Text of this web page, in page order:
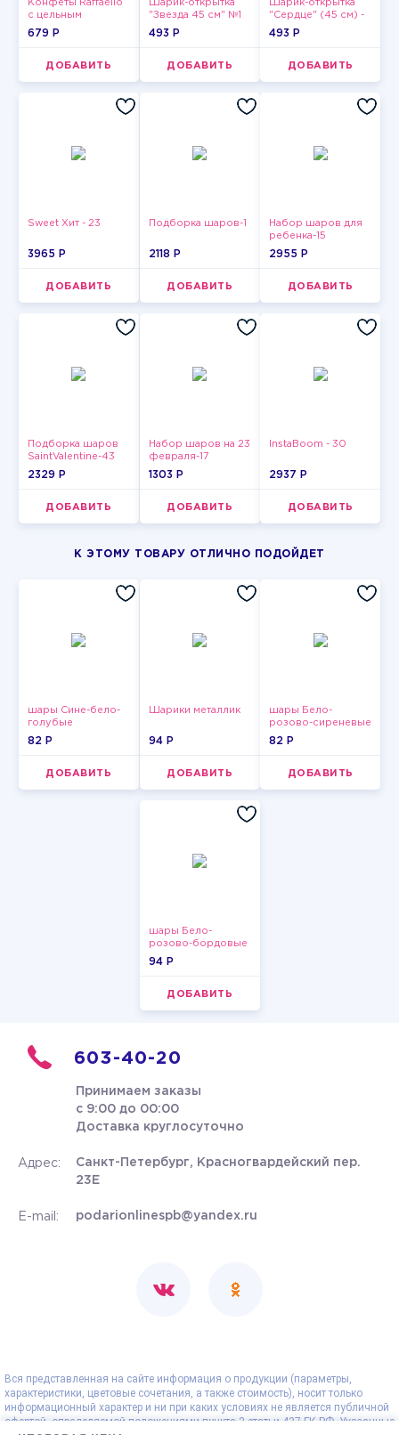
Конфеты Raffaello
с цельным
миндальным
обсыпке 150 г
679 P
ДОБАВИТЬ
Шарик-открытка
"Звезда 45 см" №1
493 P
ДОБАВИТЬ
Шарик-открытка
"Сердце" (45 см) -
2
493 P
ДОБАВИТЬ
Sweet Хит - 23
3965 P
ДОБАВИТЬ
Подборка шаров-1
2118 P
ДОБАВИТЬ
Набор шаров для
ребенка-15
2955 P
ДОБАВИТЬ
Подборка шаров
SaintValentine-43
2329 P
ДОБАВИТЬ
Набор шаров на 23
февраля-17
1303 P
ДОБАВИТЬ
InstaBoom - 30
2937 P
ДОБАВИТЬ
К ЭТОМУ ТОВАРУ ОТЛИЧНО ПОДОЙДЕТ
шары Сине-бело-
голубые
пастельные
82 P
ДОБАВИТЬ
Шарики металлик
94 P
ДОБАВИТЬ
шары Бело-
розово-сиреневые
пастельные
82 P
ДОБАВИТЬ
шары Бело-
розово-бордовые
металлик
94 P
ДОБАВИТЬ
603-40-20
Принимаем заказы
с 9:00 до 00:00
Доставка круглосуточно
Адрес:
Санкт-Петербург, Красногвардейский пер.
23Е
E-mail: podarionlinespb@yandex.ru
Вся представленная на сайте информация о продукции (параметры,
характеристики, цветовые сочетания, а также стоимость), носит только
информационный характер и ни при каких условиях не является публичной
офертой, определяемой положениями пункта 2 статьи 437 ГК РФ. Указанные